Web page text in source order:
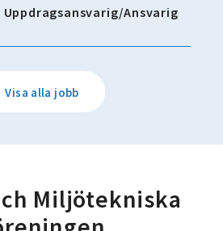
Ansvarig
Visa alla jobb
Miljötekniska